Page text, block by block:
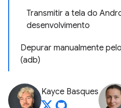
Transmitir a tela do
desenvolvimento
Depurar manualmente
(adb)
Kayce Basques